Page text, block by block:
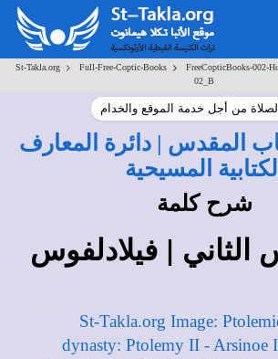
St-Takla.org> Full-Free-Coptic-Books> FreeCopticBooks-002-
02_B
من أجل خدمة الموقع والخدام
المقدس | دائرة المعارف
الكتابية المسيحية
شرح كلمة
| فيلادلفوس